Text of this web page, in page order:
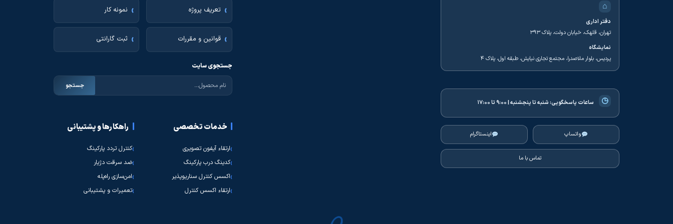
⌂
دفتر اداری
تهران، قلهک، خیابان دولت، پلاک ۳۹۳
نمایشگاه
پردیس، بلوار ملاصدرا، مجتمع تجاری نیایش، طبقه اول، پلاک ۴
◷ ساعات پاسخگویی:شنبه تا پنجشنبه | ۹:۰۰ تا ۱۷:۰۰
واتساپ اینستاگرام
تماس با ما
تعریف پروژه نمونه کار
قوانین و مقررات ثبت گارانتی
جستجوی سایت
جستجو
خدمات تخصصی
ارتقاء آیفون تصویری
کدینگ درب پارکینگ
اکسس کنترل سناریوپذیر
ارتقاء اکسس کنترل
راهکارها و پشتیبانی
کنترل تردد پارکینگ
ضد سرقت دژیار
امن‌سازی راه‌پله
تعمیرات و پشتیبانی